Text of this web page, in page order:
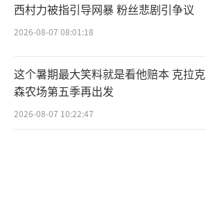
西村力被指引导网暴 粉丝悲剧引争议
2026-08-07 08:01:18
这个暑期最大笑料就是看他赔本 克拉克
森农场第五季再出发
2026-08-07 10:22:47